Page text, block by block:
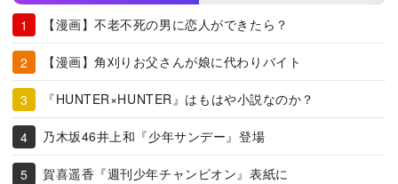
【漫画】不老不死の男に恋人ができたら？
【漫画】角刈りお父さんが娘に代わりバイト
『HUNTER×HUNTER』はもはや小説なのか？
乃木坂46井上和『少年サンデー』登場
賀喜遥香『週刊少年チャンピオン』表紙に